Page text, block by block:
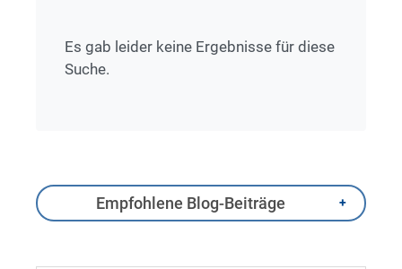
Es gab leider keine Ergebnisse für diese
Suche.
Empfohlene Blog-Beiträge